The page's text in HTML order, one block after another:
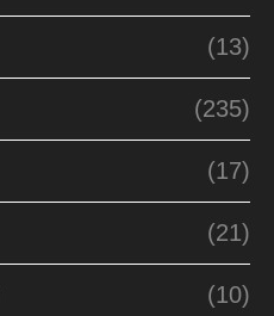
(13)
(235)
(17)
(21)
(10)